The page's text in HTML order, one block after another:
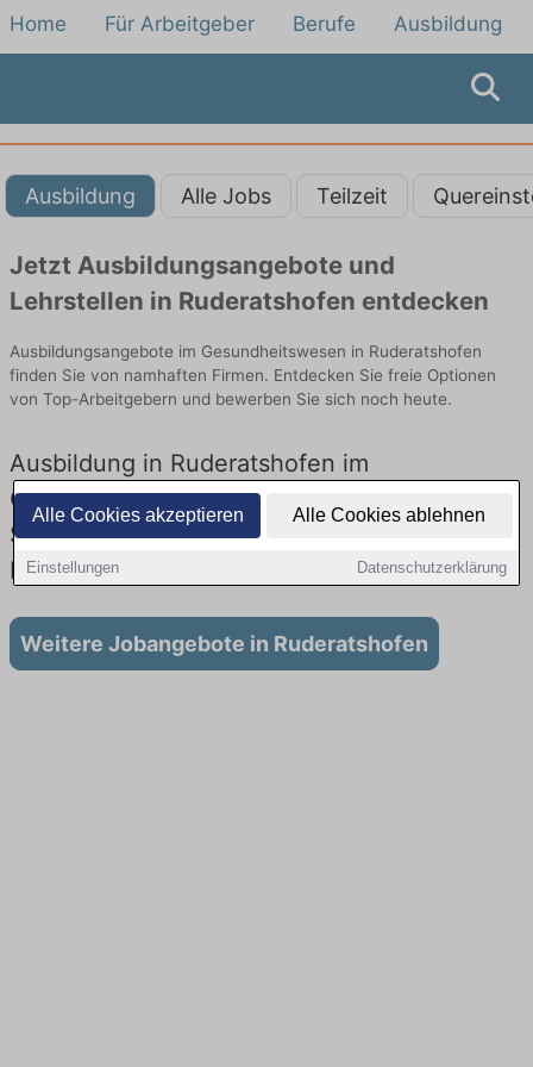
Alle Cookies akzeptieren Alle Cookies ablehnen
Einstellungen Datenschutzerklärung
Home Für Arbeitgeber Berufe Ausbildung
Ausbildung Alle Jobs Teilzeit
Jetzt Ausbildungsangebote und
Lehrstellen in Ruderatshofen entdecken
Ausbildungsangebote im Gesundheitswesen in Ruderatshofen
finden Sie von namhaften Firmen. Entdecken Sie freie Optionen
von Top-Arbeitgebern und bewerben Sie sich noch heute.
Ausbildung in Ruderatshofen im
Gesundheitswesen: Aktuell gibt es keine
Stellenangebote für Ausbildung in
Ruderatshofen
Weitere Jobangebote in Ruderatshofen